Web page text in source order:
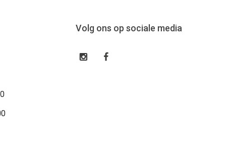
Volg ons op sociale media